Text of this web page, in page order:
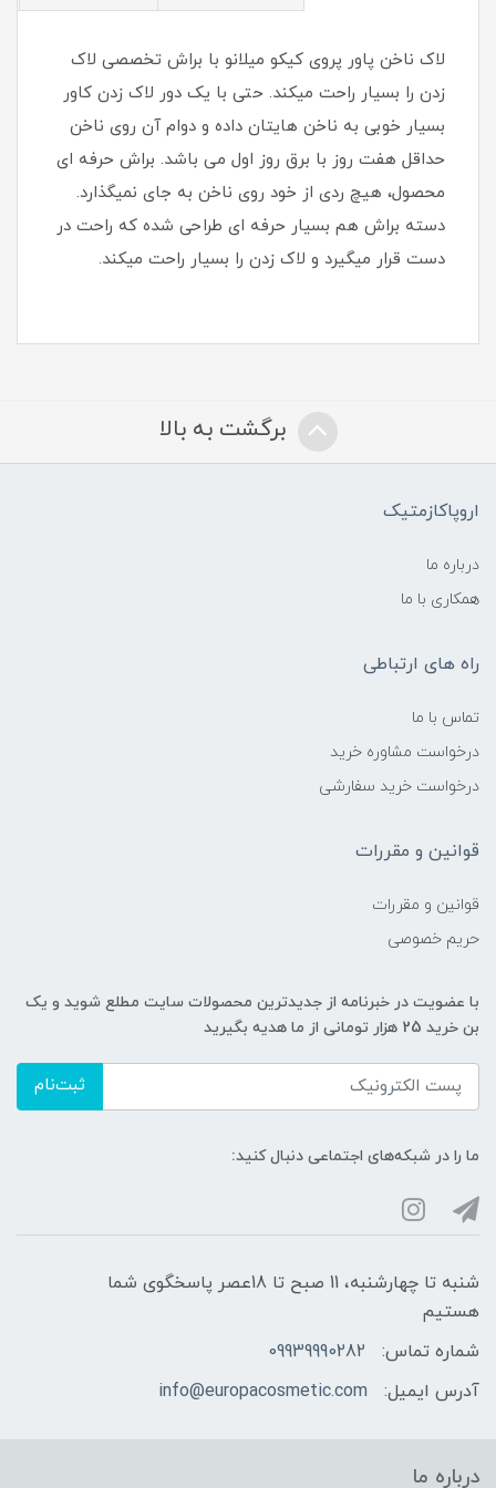
لاک ناخن پاور پروی کیکو میلانو با براش تخصصی لاک
زدن را بسیار راحت میکند. حتی با یک دور لاک زدن کاور
بسیار خوبی به ناخن هایتان داده و دوام آن روی ناخن
حداقل هفت روز با برق روز اول می باشد. براش حرفه ای
محصول، هیچ ردی از خود روی ناخن به جای نمیگذارد.
دسته براش هم بسیار حرفه ای طراحی شده که راحت در
دست قرار میگیرد و لاک زدن را بسیار راحت میکند.
برگشت به بالا
اروپاکازمتیک
درباره ما
همکاری با ما
راه های ارتباطی
تماس با ما
درخواست مشاوره خرید
درخواست خرید سفارشی
قوانین و مقررات
قوانین و مقررات
حریم خصوصی
با عضویت در خبرنامه از جدیدترین محصولات سایت مطلع شوید و یک
بن خرید 25 هزار تومانی از ما هدیه بگیرید
ثبت‌نام
ما را در شبکه‌های اجتماعی دنبال کنید:
شنبه تا چهارشنبه، 11 صبح تا 18عصر پاسخگوی شما
هستیم
شماره تماس:
09939990282
آدرس ایمیل:
info@europacosmetic.com
درباره ما